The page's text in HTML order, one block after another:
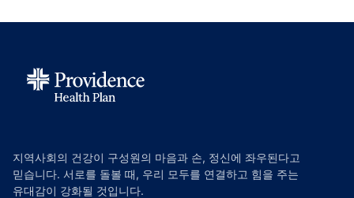
지역사회의 건강이 구성원의 마음과 손, 정신에 좌우된다고
믿습니다. 서로를 돌볼 때, 우리 모두를 연결하고 힘을 주는
유대감이 강화될 것입니다.